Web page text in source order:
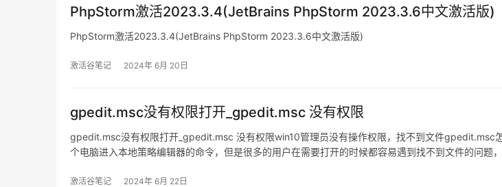
PhpStorm激活2023.3.4(JetBrains PhpStorm 2023.3.6中文激活版)
PhpStorm激活2023.3.4(JetBrains PhpStorm 2023.3.6中文激活版)
激活谷笔记 2024年 6月 20日
gpedit.msc没有权限打开_gpedit.msc 没有权限
gpedit.msc没有权限打开_gpedit.msc 没有权限win10管理员没有操作权限，找不到文件gpedit.msc
个电脑进入本地策略编辑器的命令，但是很多的用户在需要打开的时候都容易遇到找不到文件的问题
激活谷笔记 2024年 6月 22日